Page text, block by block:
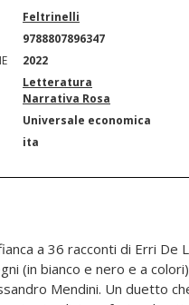
Feltrinelli
9788807896347
2022
Letteratura
Narrativa Rosa
Universale economica
ita
a 36 racconti di Erri De
(in bianco e nero e a colori)
Mendini. Un duetto